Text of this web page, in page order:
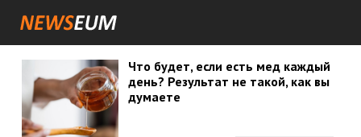
Что будет, если есть мед каждый
день? Результат не такой, как вы
думаете